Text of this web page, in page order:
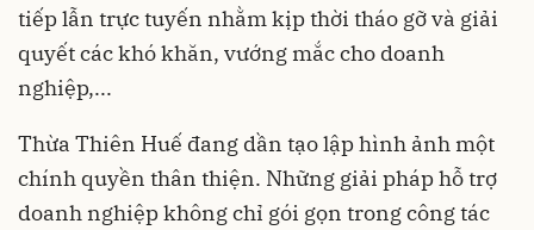
tiếp lẫn trực tuyến nhằm kịp thời tháo gỡ và giải
quyết các khó khăn, vướng mắc cho doanh
nghiệp,...
Thừa Thiên Huế đang dần tạo lập hình ảnh một
chính quyền thân thiện. Những giải pháp hỗ trợ
doanh nghiệp không chỉ gói gọn trong công tác